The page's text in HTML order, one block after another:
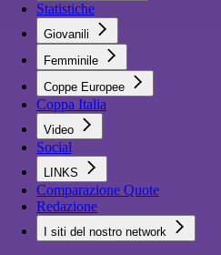
Statistiche
Giovanili
Femminile
Coppe Europee
Coppa Italia
Video
Social
LINKS
Comparazione Quote
Redazione
I siti del nostro network